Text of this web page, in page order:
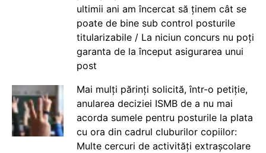
ultimii ani am încercat să ținem cât se
poate de bine sub control posturile
titularizabile / La niciun concurs nu poți
garanta de la început asigurarea unui
post
Mai mulți părinți solicită, într-o petiție,
anularea deciziei ISMB de a nu mai
acorda sumele pentru posturile la plata
cu ora din cadrul cluburilor copiilor:
Multe cercuri de activități extrașcolare